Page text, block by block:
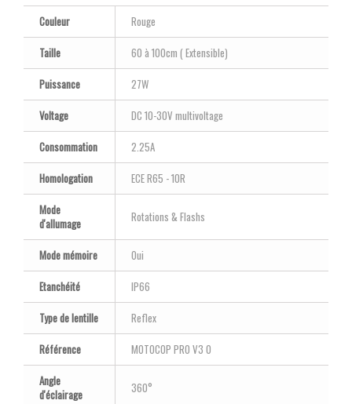
Couleur
Rouge
Taille
60 à 100cm ( Extensible)
Puissance
27W
Voltage
DC 10-30V multivoltage
Consommation
2.25A
Homologation
ECE R65 - 10R
Mode
d'allumage
Rotations & Flashs
Mode mémoire
Oui
Etanchéité
IP66
Type de lentille
Reflex
Référence
MOTOCOP PRO V3 O
Angle
d'éclairage
360°